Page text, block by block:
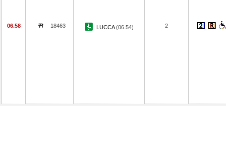
06.58 18463 LUCCA(06.54) 2